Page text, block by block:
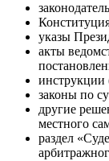
указы
акты
инструкции
законы по
другие
местного
раздел